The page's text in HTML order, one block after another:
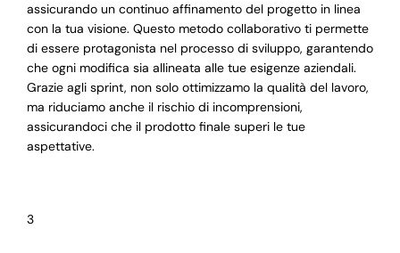
assicurando un continuo affinamento del progetto in linea
con la tua visione. Questo metodo collaborativo ti permette
di essere protagonista nel processo di sviluppo, garantendo
che ogni modifica sia allineata alle tue esigenze aziendali.
Grazie agli sprint, non solo ottimizzamo la qualità del lavoro,
ma riduciamo anche il rischio di incomprensioni,
assicurandoci che il prodotto finale superi le tue
aspettative.
3